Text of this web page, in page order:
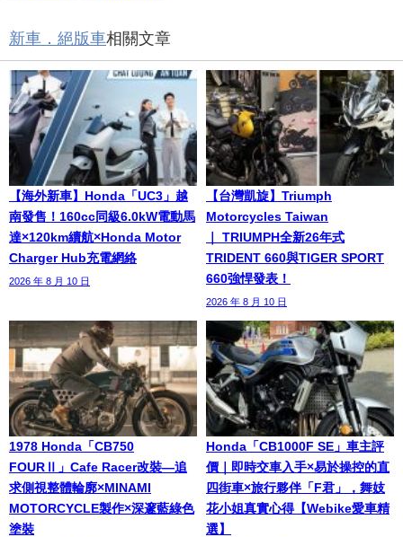
新車．絕版車相關文章
【海外新車】Honda「UC3」越
南發售！160cc同級6.0kW電動馬
達×120km續航×Honda Motor
Charger Hub充電網絡
2026 年 8 月 10 日
【台灣凱旋】Triumph
Motorcycles Taiwan
｜ TRIUMPH全新26年式
TRIDENT 660與TIGER SPORT
660強悍發表！
2026 年 8 月 10 日
1978 Honda「CB750
FOURⅡ」Cafe Racer改裝—追
求側視整體輪廓×MINAMI
MOTORCYCLE製作×深邃藍綠色
塗裝
Honda「CB1000F SE」車主評
價｜即時交車入手×易於操控的直
四街車×旅行夥伴「F君」，舞妓
花小姐真實心得【Webike愛車精
選】